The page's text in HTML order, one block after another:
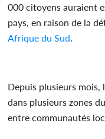
000 citoyens auraient
pays, en raison de la
Afrique du Sud
Depuis plusieurs mois,
dans plusieurs zones
entre communautés